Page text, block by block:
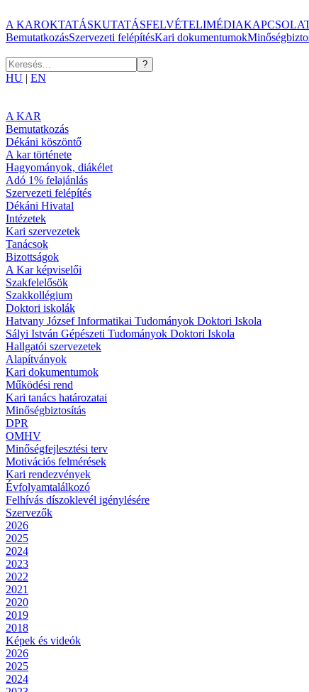
A KAROKTATÁSKUTATÁSFELVÉTELIMÉDIA
BemutatkozásSzervezeti felépítésKari dokumentumok
HU | EN
A KAR
Bemutatkozás
Dékáni köszöntő
A kar története
Hagyományok, diákélet
Adó 1% felajánlás
Szervezeti felépítés
Dékáni Hivatal
Intézetek
Kari szervezetek
Tanácsok
Bizottságok
A Kar képviselői
Szakfelelősök
Szakkollégium
Doktori iskolák
Hatvany József Informatikai Tudományok Doktori Iskola
Sályi István Gépészeti Tudományok Doktori Iskola
Hallgatói szervezetek
Alapítványok
Kari dokumentumok
Működési rend
Kari tanács határozatai
Minőségbiztosítás
DPR
OMHV
Minőségfejlesztési terv
Motivációs felmérések
Kari rendezvények
Évfolyamtalálkozó
Felhívás díszoklevél igénylésére
Szervezők
2026
2025
2024
2023
2022
2021
2020
2019
2018
Képek és videók
2026
2025
2024